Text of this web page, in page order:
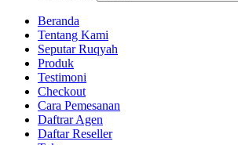
Beranda
Tentang Kami
Seputar Ruqyah
Produk
Testimoni
Checkout
Cara Pemesanan
Daftrar Agen
Daftar Reseller